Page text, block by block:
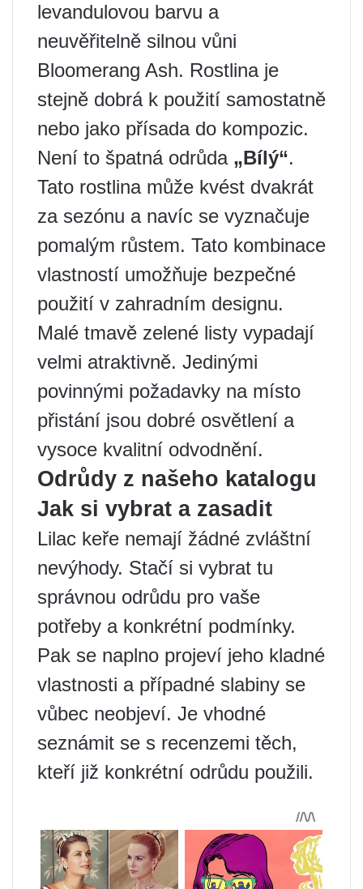
levandulovou barvu a
neuvěřitelně silnou vůni
Bloomerang Ash. Rostlina je
stejně dobrá k použití samostatně
nebo jako přísada do kompozic.
Není to špatná odrůda „Bílý“.
Tato rostlina může kvést dvakrát
za sezónu a navíc se vyznačuje
pomalým růstem. Tato kombinace
vlastností umožňuje bezpečné
použití v zahradním designu.
Malé tmavě zelené listy vypadají
velmi atraktivně. Jedinými
povinnými požadavky na místo
přistání jsou dobré osvětlení a
vysoce kvalitní odvodnění.
Odrůdy z našeho katalogu
Jak si vybrat a zasadit
Lilac keře nemají žádné zvláštní
nevýhody. Stačí si vybrat tu
správnou odrůdu pro vaše
potřeby a konkrétní podmínky.
Pak se naplno projeví jeho kladné
vlastnosti a případné slabiny se
vůbec neobjeví. Je vhodné
seznámit se s recenzemi těch,
kteří již konkrétní odrůdu použili.